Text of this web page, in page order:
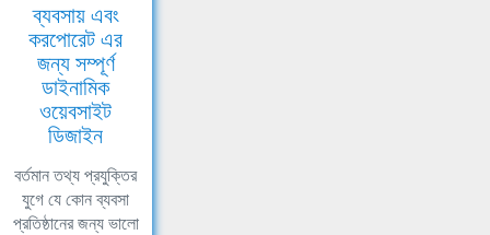
ব্যবসায় এবং
করপোরেট এর
জন্য সম্পূর্ণ
ডাইনামিক
ওয়েবসাইট
ডিজাইন
বর্তমান তথ্য প্রযুক্তির
যুগে যে কোন ব্যবসা
প্রতিষ্ঠানের জন্য ভালো